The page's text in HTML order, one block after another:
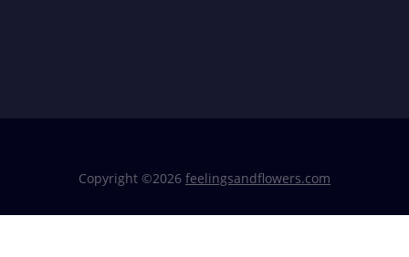
Copyright ©2026 feelingsandflowers.com